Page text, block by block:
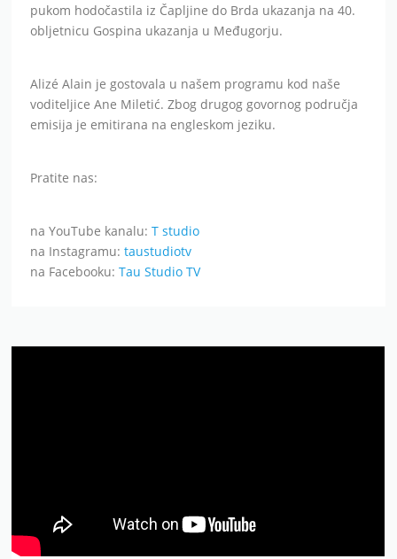
pukom hodočastila iz Čapljine do Brda ukazanja na 40.
obljetnicu Gospina ukazanja u Međugorju.
Alizé Alain je gostovala u našem programu kod naše
voditeljice Ane Miletić. Zbog drugog govornog područja
emisija je emitirana na engleskom jeziku.
Pratite nas:
na YouTube kanalu:T studio
na Instagramu:taustudiotv
na Facebooku:Tau Studio TV